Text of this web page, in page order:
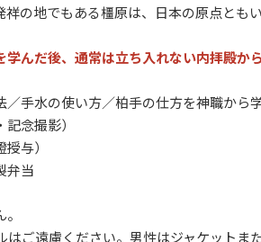
の地でもある橿原は、日本の原点ともい
学んだ後、通常は立ち入れない内拝殿か
手水の使い方／柏手の仕方を神職から
記念撮影）
授与）
弁当
ご遠慮ください。男性はジャケットま